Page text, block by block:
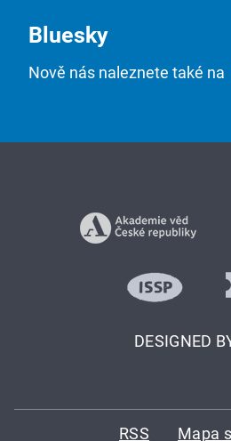
Bluesky
Nově nás naleznete také na
DESIGNED
RSS Mapa